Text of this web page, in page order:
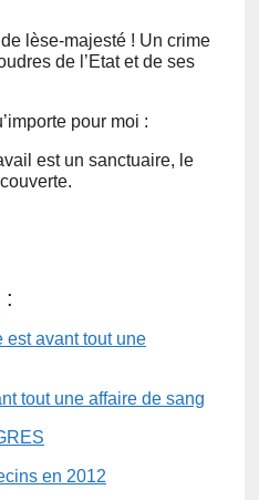
lèse-majesté ! Un crime
de l’Etat et de ses
pour moi :
est un sanctuaire, le
:
tout une affaire de sang
en 2012